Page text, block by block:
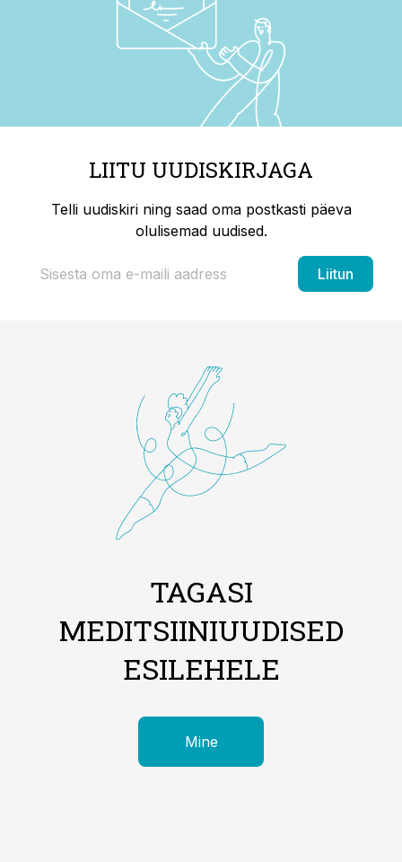
LIITU UUDISKIRJAGA
Telli uudiskiri ning saad oma postkasti päeva
olulisemad uudised.
Liitun
TAGASI
MEDITSIINIUUDISED
ESILEHELE
Mine